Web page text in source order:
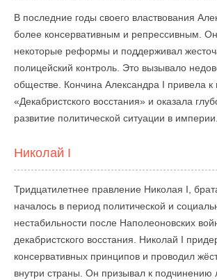
В последние годы своего властвования
более консервативным и репрессивным.
некоторые реформы и поддерживал
полицейский контроль. Это вызывало
обществе. Кончина Александра I привела
«Декабристского восстания» и оказала
развитие политической ситуации в империи.
Николай I
Тридцатилетнее правление Николая I,
началось в период политической и
нестабильности после Наполеоновских
декабристского восстания. Николай I
консервативных принципов и проводил
внутри страны. Он призывал к подчинению